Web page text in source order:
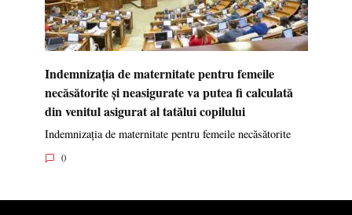
Indemnizația de maternitate pentru femeile
necăsătorite și neasigurate va putea fi calculată
din venitul asigurat al tatălui copilului
Indemnizația de maternitate pentru femeile necăsătorite
0